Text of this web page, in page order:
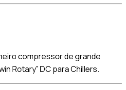
compressor de grande
Rotary” DC para Chillers.